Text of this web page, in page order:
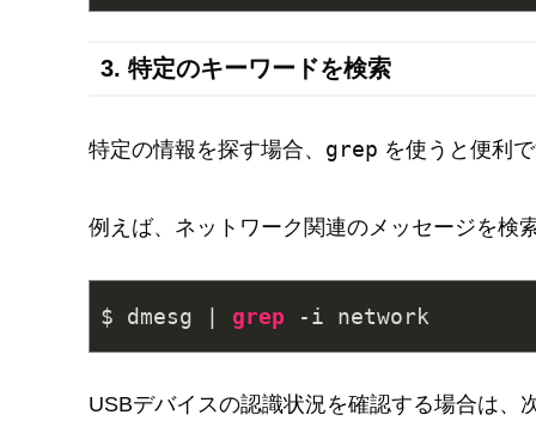
3. 特定のキーワードを検索
特定の情報を探す場合、 grep を使うと便利
例えば、ネットワーク関連のメッセージを検
$ dmesg | grep -i network
USBデバイスの認識状況を確認する場合は、